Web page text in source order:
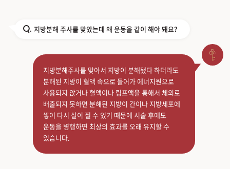
Q. 지방분해 주사를 맞았는데 왜 운동을 같이 해야 돼요?
지방분해주사를 맞아서 지방이 분해됐다 하더라도
분해된 지방이 혈액 속으로 들어가 에너지원으로
사용되지 않거나 혈액이나 림프액을 통해서 체외로
배출되지 못하면 분해된 지방이 간이나 지방세포에
쌓여 다시 살이 찔 수 있기 때문에 시술 후에도
운동을 병행하면 최상의 효과를 오래 유지할 수
있습니다.